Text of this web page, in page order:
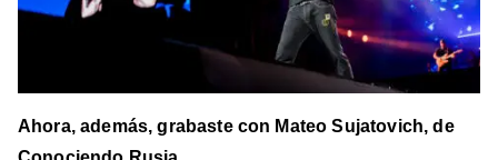
Ahora, además, grabaste con Mateo Sujatovich, de